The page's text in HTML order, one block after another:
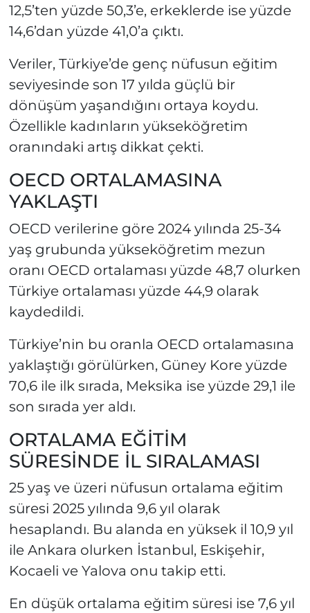
12,5’ten yüzde 50,3’e, erkeklerde ise yüzde
14,6’dan yüzde 41,0’a çıktı.
Veriler, Türkiye’de genç nüfusun eğitim
seviyesinde son 17 yılda güçlü bir
dönüşüm yaşandığını ortaya koydu.
Özellikle kadınların yükseköğretim
oranındaki artış dikkat çekti.
OECD ORTALAMASINA
YAKLAŞTI
OECD verilerine göre 2024 yılında 25-34
yaş grubunda yükseköğretim mezun
oranı OECD ortalaması yüzde 48,7 olurken
Türkiye ortalaması yüzde 44,9 olarak
kaydedildi.
Türkiye’nin bu oranla OECD ortalamasına
yaklaştığı görülürken, Güney Kore yüzde
70,6 ile ilk sırada, Meksika ise yüzde 29,1 ile
son sırada yer aldı.
ORTALAMA EĞİTİM
SÜRESİNDE İL SIRALAMASI
25 yaş ve üzeri nüfusun ortalama eğitim
süresi 2025 yılında 9,6 yıl olarak
hesaplandı. Bu alanda en yüksek il 10,9 yıl
ile Ankara olurken İstanbul, Eskişehir,
Kocaeli ve Yalova onu takip etti.
En düşük ortalama eğitim süresi ise 7,6 yıl